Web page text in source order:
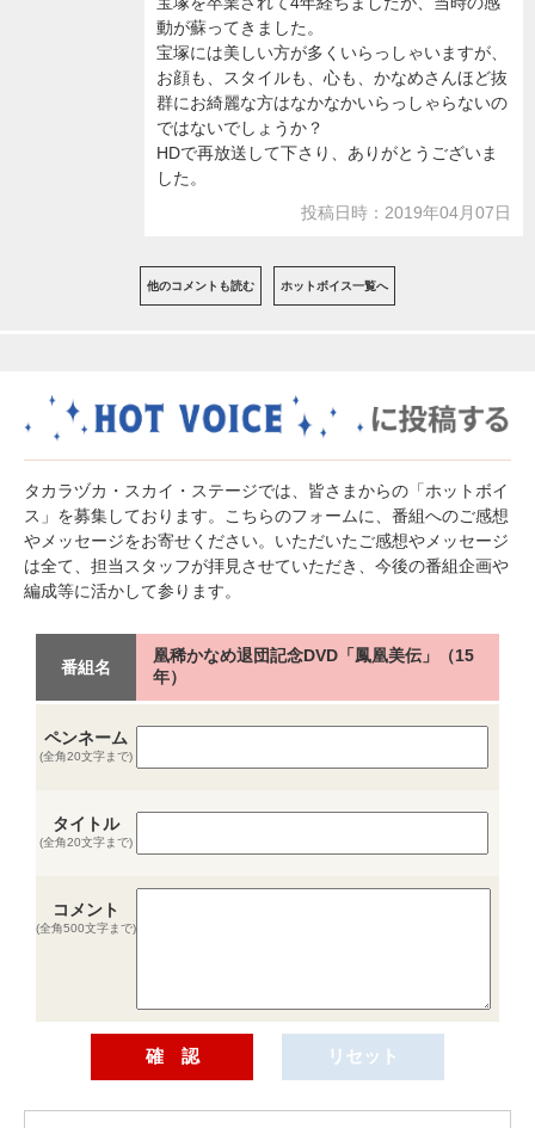
動が蘇ってきました。
宝塚には美しい方が多くいらっしゃいますが、
お顔も、スタイルも、心も、かなめさんほど抜
群にお綺麗な方はなかなかいらっしゃらないの
ではないでしょうか？
HDで再放送して下さり、ありがとうございま
した。
投稿日時：2019年04月07日
他のコメントも読む ホットボイス一覧へ
タカラヅカ・スカイ・ステージでは、皆さまからの「ホットボイ
ス」を募集しております。こちらのフォームに、番組へのご感想
やメッセージをお寄せください。いただいたご感想やメッセージ
は全て、担当スタッフが拝見させていただき、今後の番組企画や
編成等に活かして参ります。
番組名
凰稀かなめ退団記念DVD「鳳凰美伝」（15
年）
ペンネーム
(全角20文字まで)
タイトル
(全角20文字まで)
コメント
(全角500文字まで)